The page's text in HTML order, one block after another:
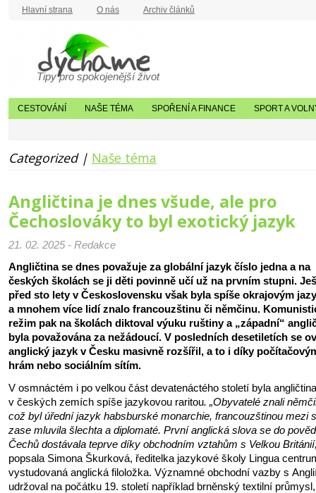
Hlavní strana O nás Archiv článků
Tipy pro spokojenější život
CESTOVÁNÍ NAŠE TÉMA SPOŘENÍ A FINANCE SPORT A
Categorized | Naše téma
Angličtina je dnes všude, ale pro
Čechoslováky to byl exotický jazyk
21. 02. 2025 - Redakce
Angličtina se dnes považuje za globální jazyk číslo jedna a na
českých školách se ji děti povinně učí už na prvním stupni.
před sto lety v Československu však byla spíše okrajovým
a mnohem více lidí znalo francouzštinu či němčinu.
režim pak na školách diktoval výuku ruštiny a „západní“
byla považována za nežádoucí. V posledních desetiletích se
anglický jazyk v Česku masivně rozšířil, a to i díky
hrám nebo sociálním sítím.
V osmnáctém i po velkou část devatenáctého století byla angličtina
v českých zemích spíše jazykovou raritou. „Obyvatelé znali
což byl úřední jazyk habsburské monarchie, francouzštinou mezi
zase mluvila šlechta a diplomaté. První anglická slova se do
Čechů dostávala teprve díky obchodním vztahům s Velkou
popsala Simona Škurková, ředitelka jazykové školy Lingua
vystudovaná anglická filoložka. Významné obchodní vazby s
udržoval na počátku 19. století například brněnský textilní průmysl,